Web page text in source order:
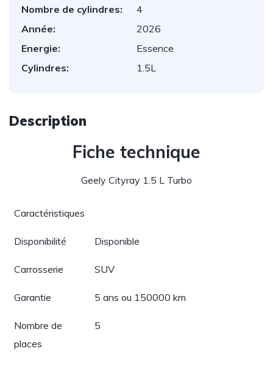
Nombre de cylindres:
4
Année:
2026
Energie:
Essence
Cylindres:
1.5L
Description
Fiche technique
Geely Cityray 1.5 L Turbo
Caractéristiques
Disponibilité Disponible
Carrosserie SUV
Garantie 5 ans ou 150000 km
Nombre de
places
5